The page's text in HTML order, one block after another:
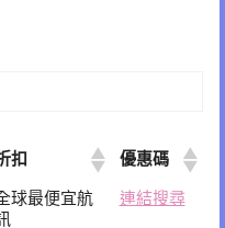
扣 優惠碼
球最便宜航
連結搜尋